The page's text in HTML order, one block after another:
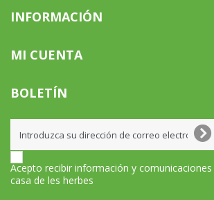
INFORMACIÓN
MI CUENTA
BOLETÍN
Acepto recibir información y
casa de les herbes